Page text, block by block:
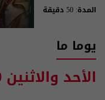
المدة: 50 دقيقة
يوما ما
الأحد والاثنين